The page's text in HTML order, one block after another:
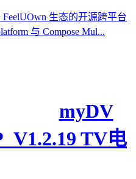
生态的开源跨平台
与 Compose Mul...
myDV
TV电